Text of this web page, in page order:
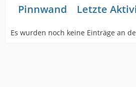
Pinnwand Letzte
Es wurden noch keine Einträge an